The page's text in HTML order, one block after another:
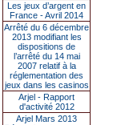
Les jeux d’argent en
France - Avril 2014
Arrêté du 6 décembre
2013 modifiant les
dispositions de
l’arrêté du 14 mai
2007 relatif à la
réglementation des
jeux dans les casinos
Arjel - Rapport
d'activité 2012
Arjel Mars 2013